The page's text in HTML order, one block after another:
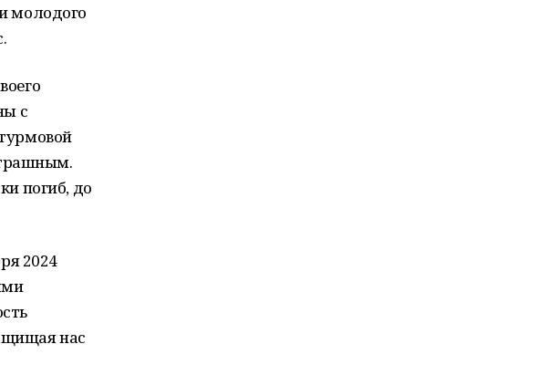
молодого
с
погиб, до
2024
нас